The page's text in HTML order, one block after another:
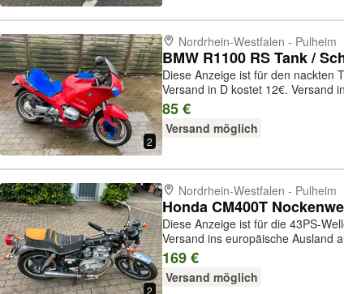
2
Nordrhein-Westfalen - Pulheim
BMW R1100 RS Tank /
Diese Anzeige ist für den nackten
Versand in D kostet 12€. Versand
Andere Teile dieses Motorrades
an Freunde, oder per PayPal plus...
85 €
Versand möglich
2
Nordrhein-Westfalen - Pulheim
Honda CM400T
Diese Anzeige ist für die 43PS-
Versand ins europäische Ausland
Motorrades bitte anfragen!
PayPal plus Gebühren, oder per...
169 €
Versand möglich